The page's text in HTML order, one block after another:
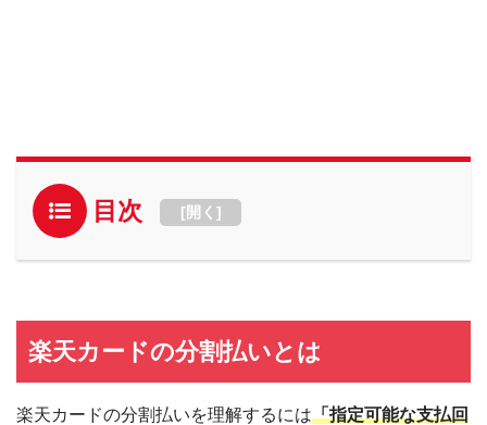
目次 [開く ]
楽天カードの分割払いとは
楽天カードの分割払いを理解するには「指定可能な支払回